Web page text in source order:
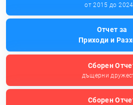
от 2015 до 2024
Отчет за
Приходи и
Сборен
дъщерни
Сборен